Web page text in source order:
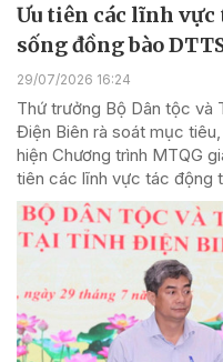
Ưu tiên các lĩnh
sống đồng bào
29/07/2026 16:24
Thứ trưởng Bộ Dân tộc và
Điện Biên rà soát mục
hiện Chương trình MTQG
tiên các lĩnh vực tác động